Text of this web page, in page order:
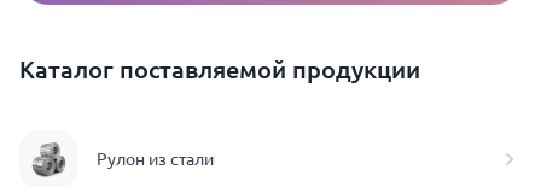
Каталог поставляемой продукции
Рулон из стали